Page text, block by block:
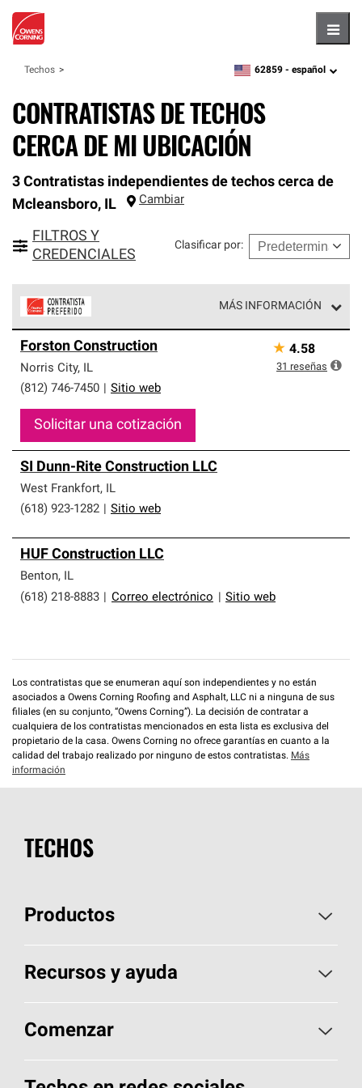
Techos zipcode,language
62859 - español
CONTRATISTAS DE TECHOS
CERCA DE MI UBICACIÓN
3 Contratistas independientes de techos cerca de
Mcleansboro, IL Cambiar
FILTROS Y
CREDENCIALES
Clasificar por:
MÁS INFORMACIÓN
parte de una red exclusiva de profesionales de techos
que cumplen con altos estándares y requisitos estrictos
de profesionalismo y confiabilidad.
Forston Construction
Norris City, IL
(812) 746-7450
Sitio web
Solicitar una cotización
★ 4.58
31 reseñas
SI Dunn-Rite Construction LLC
West Frankfort, IL
(618) 923-1282
Sitio web
HUF Construction LLC
Benton, IL
(618) 218-8883
Correo electrónico Sitio web
Los contratistas que se enumeran aquí son independientes y no están
asociados a Owens Corning Roofing and Asphalt, LLC ni a ninguna de sus
filiales (en su conjunto, “Owens Corning”). La decisión de contratar a
cualquiera de los contratistas mencionados en esta lista es exclusiva del
propietario de la casa. Owens Corning no ofrece garantías en cuanto a la
calidad del trabajo realizado por ninguno de estos contratistas. Más
información
TECHOS
Productos
Elija sus tejas
Encuentre un contratista
Recursos y ayuda
Aspectos básicos sobre techos
Herramientas de diseño y color
Comenzar
Llame al 1-800-GET-PINK®